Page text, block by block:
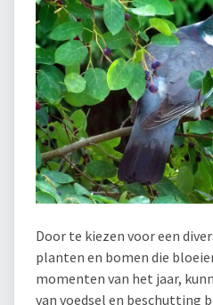
Door te kiezen voor een
planten en bomen die
momenten van het jaar,
van voedsel en beschutting